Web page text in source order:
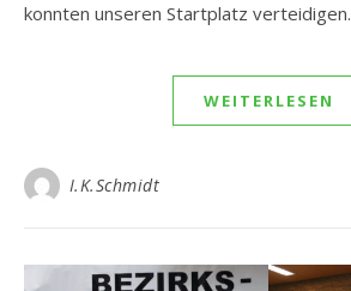
konnten unseren Startplatz verteidigen.
WEITERLESEN
I.K.Schmidt